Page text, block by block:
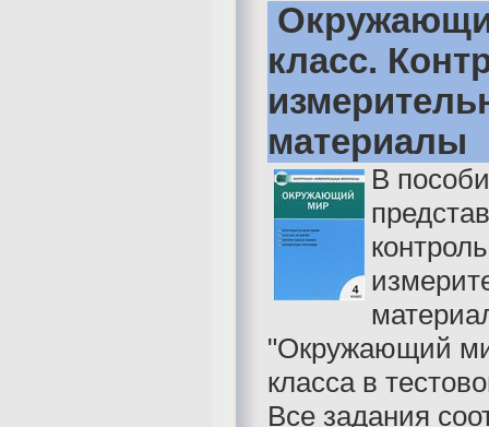
класс.
материалы
В
"Окружающий
класса в
Все задания